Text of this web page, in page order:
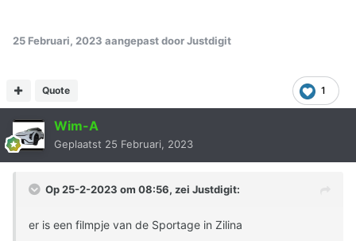
25 Februari, 2023 aangepast door Justdigit
1
Quote
Wim-A
Geplaatst 25 Februari, 2023
Op 25-2-2023 om 08:56, zei Justdigit:
er is een filmpje van de Sportage in Zilina